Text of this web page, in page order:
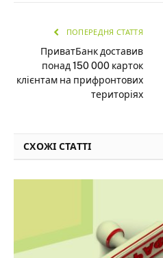
ПОПЕРЕДНЯ СТАТТЯ
ПриватБанк доставив
понад 150 000 карток
клієнтам на прифронтових
територіях
СХОЖІ СТАТТІ